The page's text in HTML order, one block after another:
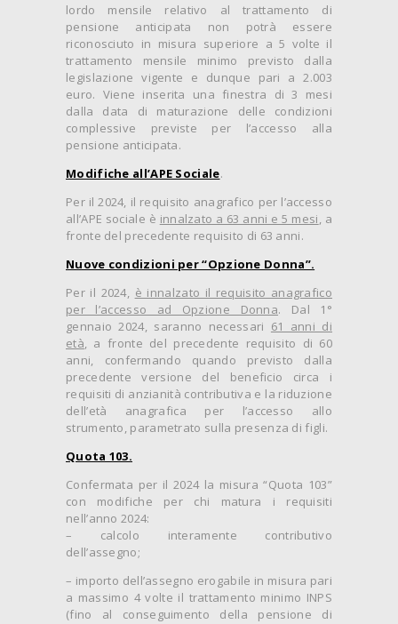
lordo mensile relativo al trattamento di
pensione anticipata non potrà essere
riconosciuto in misura superiore a 5 volte il
trattamento mensile minimo previsto dalla
legislazione vigente e dunque pari a 2.003
euro. Viene inserita una finestra di 3 mesi
dalla data di maturazione delle condizioni
complessive previste per l’accesso alla
pensione anticipata.
Modifiche all’APE Sociale.
Per il 2024, il requisito anagrafico per l’accesso
all’APE sociale è innalzato a 63 anni e 5 mesi, a
fronte del precedente requisito di 63 anni.
Nuove condizioni per “Opzione Donna”.
Per il 2024, è innalzato il requisito anagrafico
per l’accesso ad Opzione Donna. Dal 1°
gennaio 2024, saranno necessari 61 anni di
età, a fronte del precedente requisito di 60
anni, confermando quando previsto dalla
precedente versione del beneficio circa i
requisiti di anzianità contributiva e la riduzione
dell’età anagrafica per l’accesso allo
strumento, parametrato sulla presenza di figli.
Quota 103.
Confermata per il 2024 la misura “Quota 103”
con modifiche per chi matura i requisiti
nell’anno 2024:
– calcolo interamente contributivo
dell’assegno;
– importo dell’assegno erogabile in misura pari
a massimo 4 volte il trattamento minimo INPS
(fino al conseguimento della pensione di